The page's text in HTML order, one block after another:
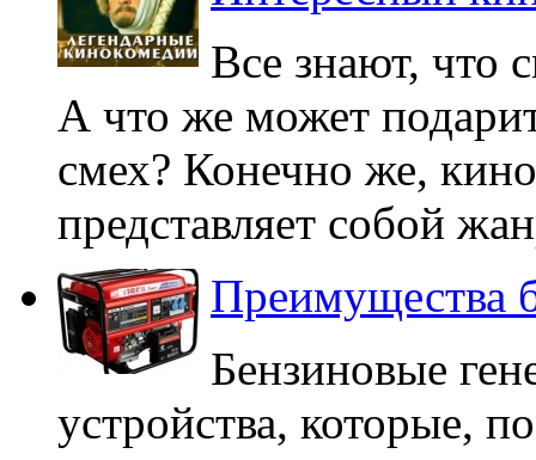
Все знают, что
А что же может
смех? Конечно же,
представляет собой
Преимущества
Бензиновые
устройства, которые,